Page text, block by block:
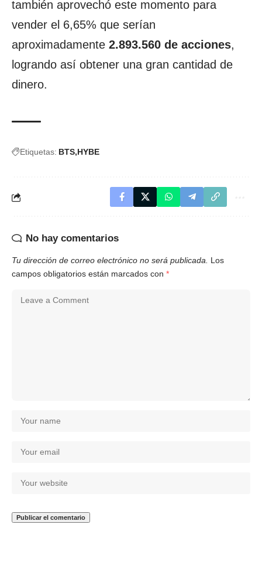
también aprovechó este momento para
vender el 6,65% que serían
aproximadamente 2.893.560 de acciones,
logrando así obtener una gran cantidad de
dinero.
Etiquetas: BTS HYBE
No hay comentarios
Tu dirección de correo electrónico no será publicada.
Los
campos obligatorios están marcados con *